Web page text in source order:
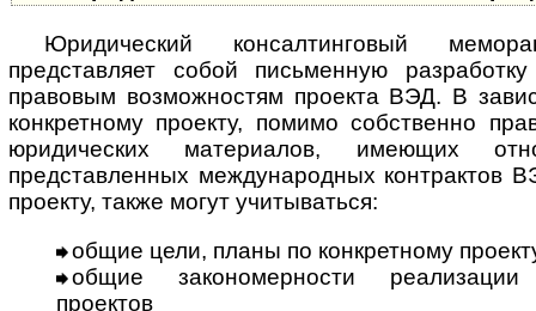
Юридический консалтинговый
представляет собой письменную
правовым возможностям проекта ВЭД. В
конкретному проекту, помимо собственно
юридических материалов, имеющих
представленных международных контрактов
проекту, также могут учитываться:
общие цели, планы по конкретному
общие закономерности реализации
проектов